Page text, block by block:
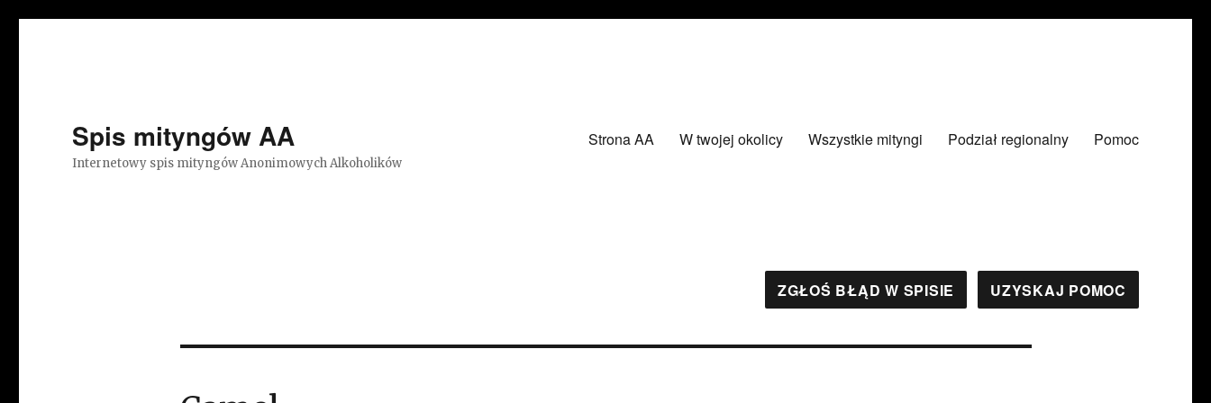
Spis mityngów AA
Internetowy spis mityngów Anonimowych Alkoholików
Strona AA W twojej okolicy Wszystkie mityngi Podział regionalny Pomoc
ZGŁOŚ BŁĄD W SPISIE UZYSKAJ POMOC